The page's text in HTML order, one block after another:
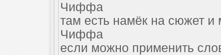
Чиффа
там есть намёк на сюжет и
Чиффа
если можно применить